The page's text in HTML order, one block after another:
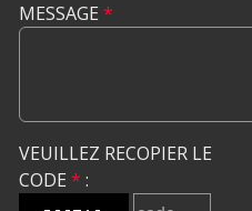
MESSAGE *
VEUILLEZ RECOPIER LE
CODE * :